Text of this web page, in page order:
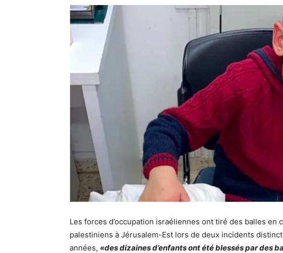
Les forces d’occupation israéliennes ont tiré des balles en
palestiniens à Jérusalem-Est lors de deux incidents
années, «des dizaines d’enfants ont été blessés par des